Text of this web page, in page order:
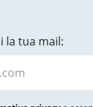
la tua mail: